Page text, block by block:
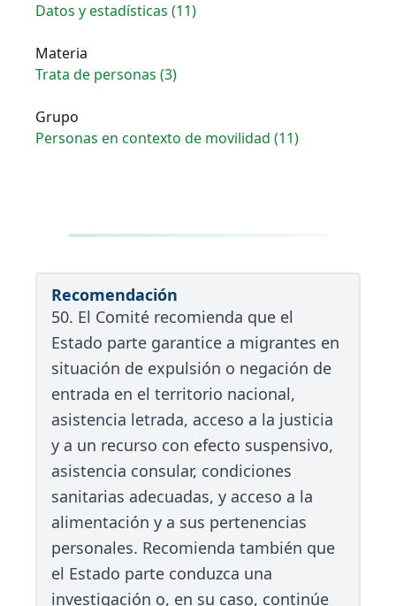
Datos y estadísticas (11)
Materia
Trata de personas (3)
Grupo
Personas en contexto de movilidad (11)
Recomendación
50. El Comité recomienda que el
Estado parte garantice a migrantes en
situación de expulsión o negación de
entrada en el territorio nacional,
asistencia letrada, acceso a la justicia
y a un recurso con efecto suspensivo,
asistencia consular, condiciones
sanitarias adecuadas, y acceso a la
alimentación y a sus pertenencias
personales. Recomienda también que
el Estado parte conduzca una
investigación o, en su caso, continúe